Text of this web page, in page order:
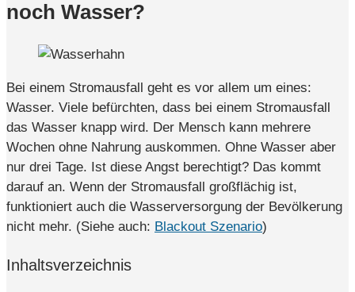
noch Wasser?
Bei einem Stromausfall geht es vor allem um eines:
Wasser. Viele befürchten, dass bei einem Stromausfall
das Wasser knapp wird. Der Mensch kann mehrere
Wochen ohne Nahrung auskommen. Ohne Wasser aber
nur drei Tage. Ist diese Angst berechtigt? Das kommt
darauf an. Wenn der Stromausfall großflächig ist,
funktioniert auch die Wasserversorgung der Bevölkerung
nicht mehr. (Siehe auch: Blackout Szenario)
Inhaltsverzeichnis